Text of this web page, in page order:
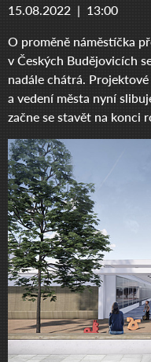
15.08.2022 | 13:00
O proměně náměstíčka
v Českých Budějovicích
nadále chátrá.
a vedení města nyní
začne se stavět na konci